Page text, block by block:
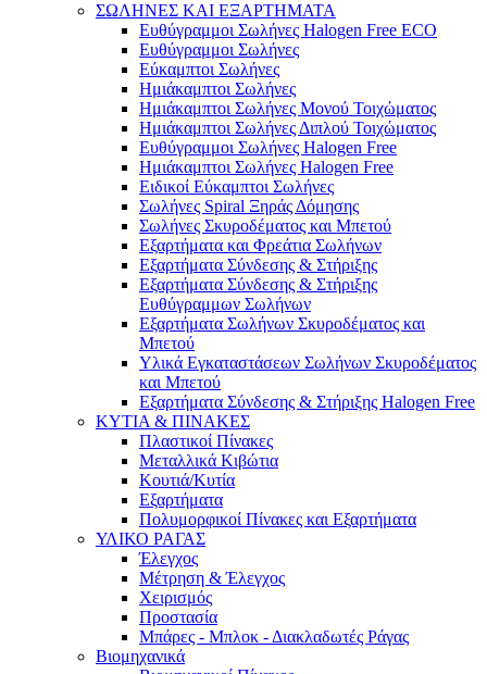
ΣΩΛΗΝΕΣ ΚΑΙ ΕΞΑΡΤΗΜΑΤΑ
Ευθύγραμμοι Σωλήνες Halogen Free ECO
Ευθύγραμμοι Σωλήνες
Εύκαμπτοι Σωλήνες
Ημιάκαμπτοι Σωλήνες
Ημιάκαμπτοι Σωλήνες Μονού Τοιχώματος
Ημιάκαμπτοι Σωλήνες Διπλού Τοιχώματος
Ευθύγραμμοι Σωλήνες Halogen Free
Ημιάκαμπτοι Σωλήνες Halogen Free
Ειδικοί Εύκαμπτοι Σωλήνες
Σωλήνες Spiral Ξηράς Δόμησης
Σωλήνες Σκυροδέματος και Μπετού
Εξαρτήματα και Φρεάτια Σωλήνων
Εξαρτήματα Σύνδεσης & Στήριξης
Εξαρτήματα Σύνδεσης & Στήριξης
Ευθύγραμμων Σωλήνων
Εξαρτήματα Σωλήνων Σκυροδέματος και
Μπετού
Υλικά Εγκαταστάσεων Σωλήνων Σκυροδέματος
και Μπετού
Εξαρτήματα Σύνδεσης & Στήριξης Halogen Free
ΚΥΤΙΑ & ΠΙΝΑΚΕΣ
Πλαστικοί Πίνακες
Μεταλλικά Κιβώτια
Κουτιά/Κυτία
Εξαρτήματα
Πολυμορφικοί Πίνακες και Εξαρτήματα
ΥΛΙΚΟ ΡΑΓΑΣ
Έλεγχος
Μέτρηση & Έλεγχος
Χειρισμός
Προστασία
Μπάρες - Μπλοκ - Διακλαδωτές Ράγας
Βιομηχανικά